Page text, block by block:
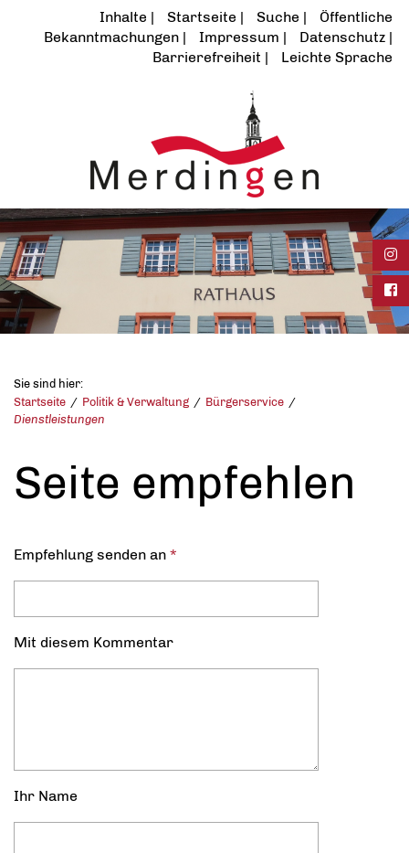
Inhalte Startseite Suche
Öffentliche
Bekanntmachungen
Impressum
Datenschutz
Barrierefreiheit
Leichte Sprache
Sie sind hier:
Startseite
Politik & Verwaltung
Bürgerservice
Dienstleistungen
Seite empfehlen
Empfehlung senden an *
Mit diesem Kommentar
Ihr Name